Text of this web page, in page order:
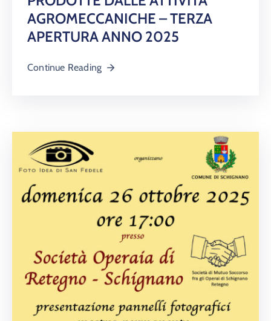
AGROMECCANICHE – TERZA
APERTURA ANNO 2025
Continue Reading